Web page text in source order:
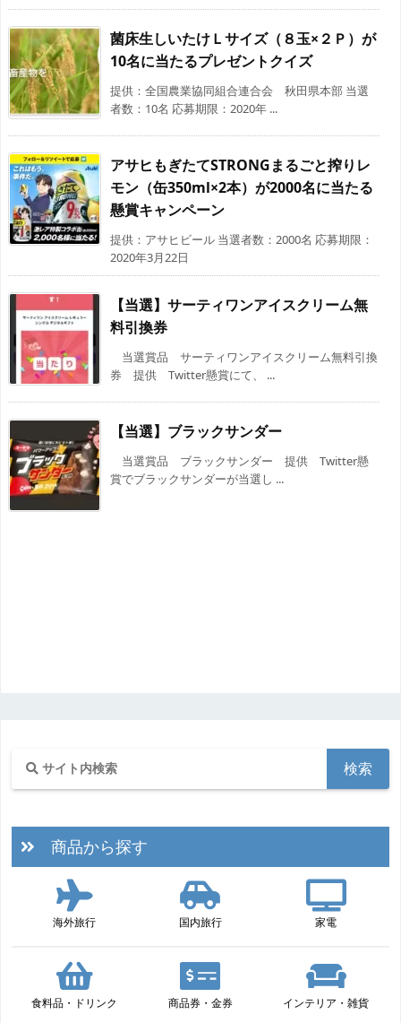
菌床生しいたけＬサイズ（８玉×２Ｐ）が
10名に当たるプレゼントクイズ
提供：全国農業協同組合連合会 秋田県本部 当選
者数：10名 応募期限：2020年 ...
アサヒもぎたてSTRONGまるごと搾りレ
モン（缶350ml×2本）が2000名に当たる
懸賞キャンペーン
提供：アサヒビール 当選者数：2000名 応募期限：
2020年3月22日
【当選】サーティワンアイスクリーム無
料引換券
当選賞品 サーティワンアイスクリーム無料引換
券 提供 Twitter懸賞にて、 ...
【当選】ブラックサンダー
当選賞品 ブラックサンダー 提供 Twitter懸
賞でブラックサンダーが当選し ...
商品から探す
海外旅行 国内旅行 家電
食料品・ドリンク 商品券・金券 インテリア・雑貨